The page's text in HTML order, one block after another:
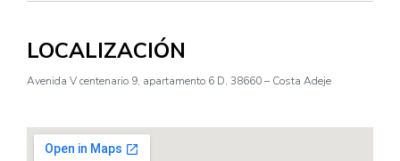
LOCALIZACIÓN
Avenida V centenario 9, apartamento 6 D, 38660 – Costa Adeje